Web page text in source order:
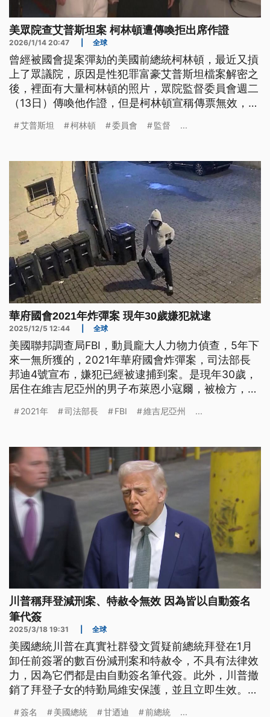
美眾院查艾普斯坦案 柯林頓遭傳喚拒出席作證
2026/1/14 20:47 全球
曾經被國會提案彈劾的美國前總統柯林頓，最近又摃
上了眾議院，原因是性犯罪富豪艾普斯坦檔案解密之
後，裡面有大量柯林頓的照片，眾院監督委員會週二
（13日）傳喚他作證，但是柯林頓宣稱傳票無效，拒
艾普斯坦 柯林頓 委員會 監督 ...
華府國會2021年炸彈案 現年30歲嫌犯就逮
2025/12/5 12:44 全球
美國聯邦調查局FBI，動員龐大人力物力偵查，5年下
來一無所獲的，2021年華府國會炸彈案，司法部長
邦迪4號宣布，嫌犯已經被逮捕到案。是現年30歲，
居住在維吉尼亞州的男子布萊恩小寇爾，被檢方，以
接受美國媒體訪問時，否認孫子涉案，並形容他「有
2021年 司法部長 FBI 維吉尼亞州 ...
川普稱拜登減刑案、特赦令無效 因為皆以自動簽名
筆代簽
2025/3/18 19:31 全球
美國總統川普在真實社群發文質疑前總統拜登在1月
卸任前簽署的數百份減刑案和特赦令，不具有法律效
力，因為它們都是由自動簽名筆代簽。此外，川普撤
銷了拜登子女的特勤局維安保護，並且立即生效。而
簽名 美國總統 甘迺迪 前總統 ...